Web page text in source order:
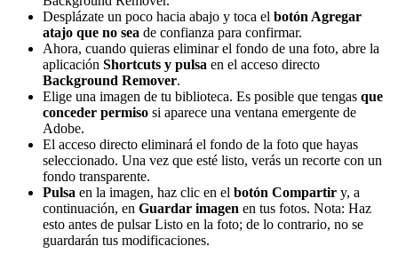
Desplázate un poco hacia abajo y toca el botón Agregar
atajo que no sea de confianza para confirmar.
Ahora, cuando quieras eliminar el fondo de una foto, abre la
aplicación Shortcuts y pulsa en el acceso directo
Background Remover.
Elige una imagen de tu biblioteca. Es posible que tengas que
conceder permiso si aparece una ventana emergente de
Adobe.
El acceso directo eliminará el fondo de la foto que hayas
seleccionado. Una vez que esté listo, verás un recorte con un
fondo transparente.
Pulsa en la imagen, haz clic en el botón Compartir y, a
continuación, en Guardar imagen en tus fotos. Nota: Haz
esto antes de pulsar Listo en la foto; de lo contrario, no se
guardarán tus modificaciones.